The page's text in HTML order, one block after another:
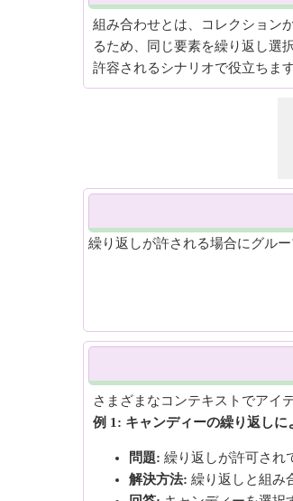
組み合わせとは、コレクション
るため、同じ要素を繰り返し選
許容されるシナリオで役立ちます
繰り返しが許される場合にグル
さまざまなコンテキストでアイ
例 1: キャンディーの繰り返しに
問題: 繰り返しが許可され
解決方法: 繰り返しと組み